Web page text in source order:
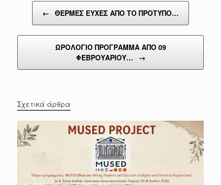
Post navigation
← ΘΕΡΜΕΣ ΕΥΧΕΣ ΑΠΟ ΤΟ ΠΡΟΤΥΠΟ…
ΩΡΟΛΟΓΙΟ ΠΡΟΓΡΑΜΜΑ ΑΠΟ 09
ΦΕΒΡΟΥΑΡΙΟΥ…
→
Σχετικά άρθρα